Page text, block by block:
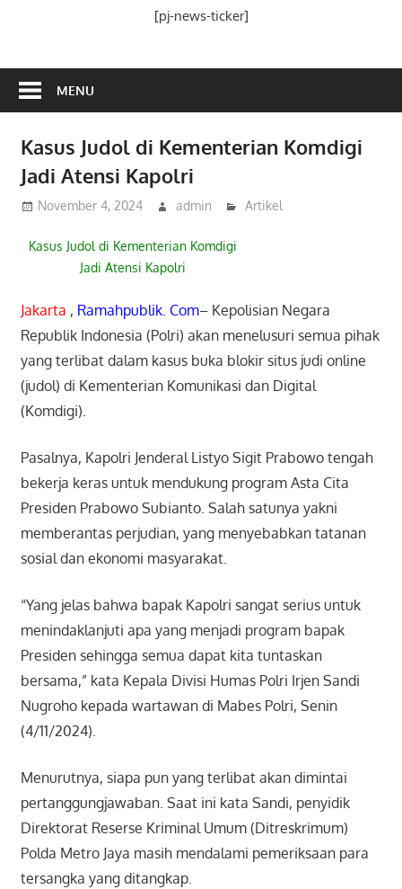
[pj-news-ticker]
MENU
Kasus Judol di Kementerian Komdigi
Jadi Atensi Kapolri
November 4, 2024 admin Artikel
Kasus Judol di Kementerian Komdigi
Jadi Atensi Kapolri
Jakarta , Ramahpublik. Com– Kepolisian Negara
Republik Indonesia (Polri) akan menelusuri semua pihak
yang terlibat dalam kasus buka blokir situs judi online
(judol) di Kementerian Komunikasi dan Digital
(Komdigi).
Pasalnya, Kapolri Jenderal Listyo Sigit Prabowo tengah
bekerja keras untuk mendukung program Asta Cita
Presiden Prabowo Subianto. Salah satunya yakni
memberantas perjudian, yang menyebabkan tatanan
sosial dan ekonomi masyarakat.
“Yang jelas bahwa bapak Kapolri sangat serius untuk
menindaklanjuti apa yang menjadi program bapak
Presiden sehingga semua dapat kita tuntaskan
bersama,” kata Kepala Divisi Humas Polri Irjen Sandi
Nugroho kepada wartawan di Mabes Polri, Senin
(4/11/2024).
Menurutnya, siapa pun yang terlibat akan dimintai
pertanggungjawaban. Saat ini kata Sandi, penyidik
Direktorat Reserse Kriminal Umum (Ditreskrimum)
Polda Metro Jaya masih mendalami pemeriksaan para
tersangka yang ditangkap.